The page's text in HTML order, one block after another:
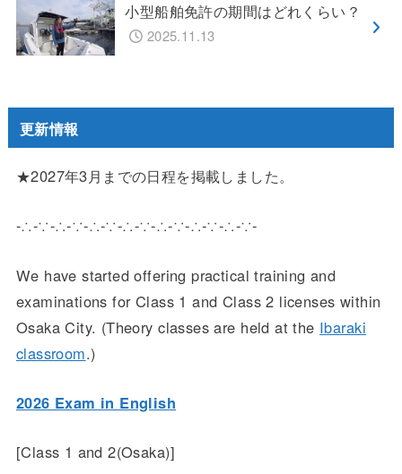
小型船舶免許の期間はどれくらい？
2025.11.13
更新情報
★2027年3月までの日程を掲載しました。
-∴-∵-∴-∵-∴-∵-∴-∵-∴-∵-∴-∵-∴-∵-
We have started offering practical training and
examinations for Class 1 and Class 2 licenses within
Osaka City. (Theory classes are held at the Ibaraki
classroom.)
2026 Exam in English
[Class 1 and 2(Osaka)]